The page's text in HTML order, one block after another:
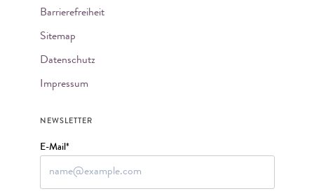
Barrierefreiheit
Sitemap
Datenschutz
Impressum
NEWSLETTER
E-Mail*